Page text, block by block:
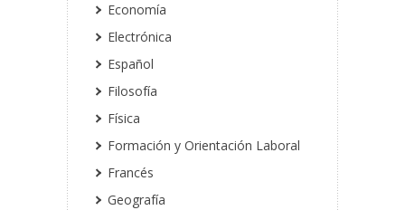
Economía
Electrónica
Español
Filosofía
Física
Formación y Orientación Laboral
Francés
Geografía